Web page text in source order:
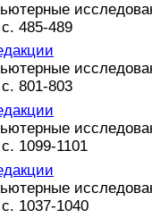
485-489
801-803
1099-1101
1037-1040